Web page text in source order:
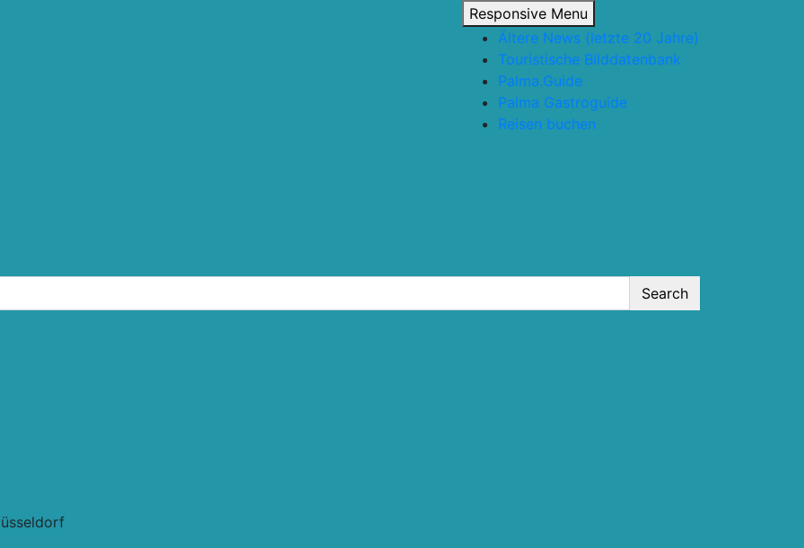
Responsive Menu
Ältere News (letzte 20 Jahre)
Touristische Bilddatenbank
Palma.Guide
Palma Gastroguide
Reisen buchen
Search